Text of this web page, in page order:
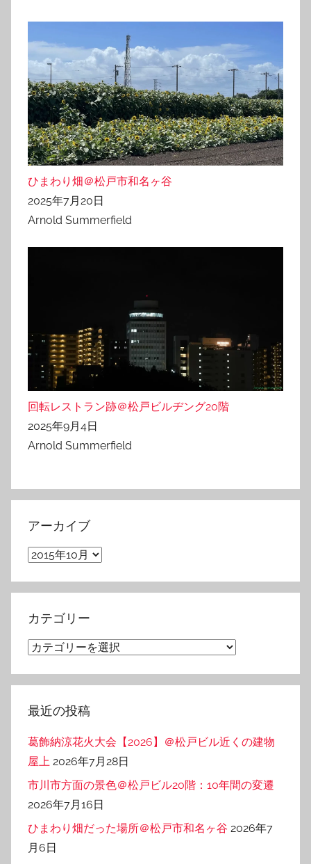
ひまわり畑＠松戸市和名ヶ谷
2025年7月20日
Arnold Summerfield
回転レストラン跡＠松戸ビルヂング20階
2025年9月4日
Arnold Summerfield
アーカイブ
ア
カ
イ
カテゴリー
カ
ゴ
リ
最近の投稿
葛飾納涼花火大会【2026】＠松戸ビル近くの建物
屋上 2026年7月28日
市川市方面の景色＠松戸ビル20階：10年間の変遷
2026年7月16日
ひまわり畑だった場所＠松戸市和名ヶ谷 2026年7
月6日